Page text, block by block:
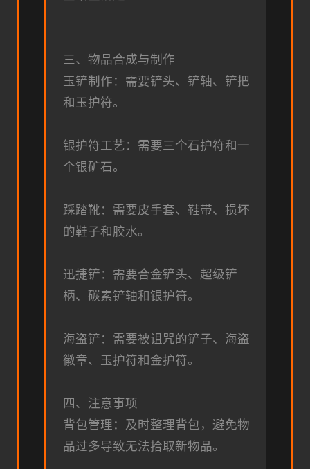
三、物品合成与制作
玉铲制作：需要铲头、铲轴、铲把
和玉护符。
银护符工艺：需要三个石护符和一
个银矿石。
踩踏靴：需要皮手套、鞋带、损坏
的鞋子和胶水。
迅捷铲：需要合金铲头、超级铲
柄、碳素铲轴和银护符。
海盗铲：需要被诅咒的铲子、海盗
徽章、玉护符和金护符。
四、注意事项
背包管理：及时整理背包，避免物
品过多导致无法拾取新物品。